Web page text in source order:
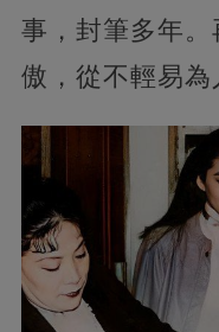
事，封筆多年
傲，從不輕易為